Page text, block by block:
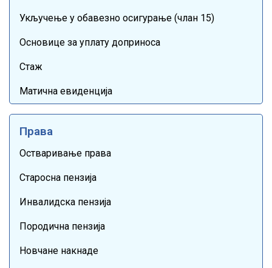
Укључење у обавезно осигурање (члан 15)
Основице за уплату доприноса
Стаж
Матична евиденција
Права
Остваривање права
Старосна пензија
Инвалидска пензија
Породична пензија
Новчане накнаде